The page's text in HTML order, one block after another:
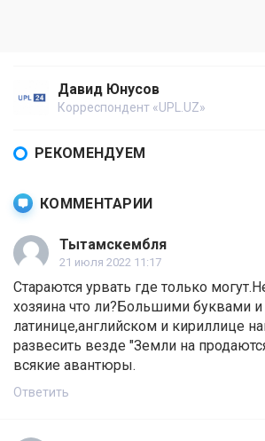
Давид Юнусов
Корреспондент «UPL.UZ»
РЕКОМЕНДУЕМ
КОММЕНТАРИИ
Тытамскембля
21 июля 2022 11:17
Стараются урвать где только
хозяина что ли?Большими буквами и
латинице,английском и кириллице
развесить везде "Земли на
всякие авантюры.
Ответить